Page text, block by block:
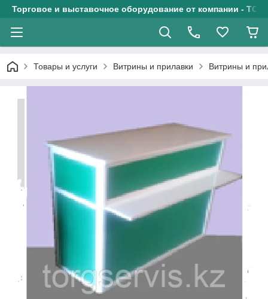
Торговое и выставочное оборудование от компании - ТОО
Товары и услуги Витрины и прилавки Витрины и